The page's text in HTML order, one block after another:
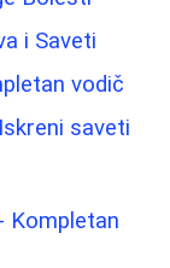
i Saveti
vodič
saveti
Kompletan